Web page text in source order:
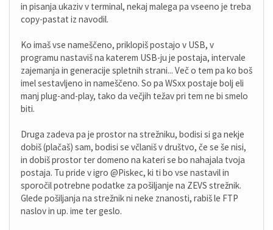
in pisanja ukaziv v terminal, nekaj malega pa vseeno je treba
copy-pastat iz navodil.
Ko imaš vse nameščeno, priklopiš postajo v USB, v
programu nastaviš na katerem USB-ju je postaja, intervale
zajemanja in generacije spletnih strani... Več o tem pa ko boš
imel sestavljeno in nameščeno. So pa WSxx postaje bolj eli
manj plug-and-play, tako da večjih težav pri tem ne bi smelo
biti.
Druga zadeva pa je prostor na strežniku, bodisi si ga nekje
dobiš (plačaš) sam, bodisi se včlaniš v društvo, če se še nisi,
in dobiš prostor ter domeno na kateri se bo nahajala tvoja
postaja. Tu pride v igro @Piskec, ki ti bo vse nastavil in
sporočil potrebne podatke za pošiljanje na ZEVS strežnik.
Glede pošiljanja na strežnik ni neke znanosti, rabiš le FTP
naslov in up. ime ter geslo.